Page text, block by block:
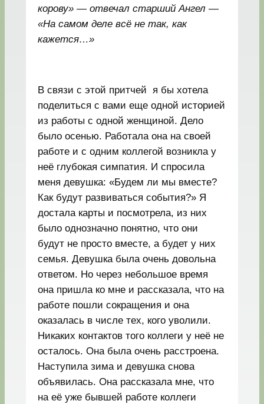
корову» — отвечал старший Ангел —
«На самом деле всё не так, как
кажется…»
В связи с этой притчей я бы хотела
поделиться с вами еще одной историей
из работы с одной женщиной. Дело
было осенью. Работала она на своей
работе и с одним коллегой возникла у
неё глубокая симпатия. И спросила
меня девушка: «Будем ли мы вместе?
Как будут развиваться события?» Я
достала карты и посмотрела, из них
было однозначно понятно, что они
будут не просто вместе, а будет у них
семья. Девушка была очень довольна
ответом. Но через небольшое время
она пришла ко мне и рассказала, что на
работе пошли сокращения и она
оказалась в числе тех, кого уволили.
Никаких контактов того коллеги у неё не
осталось. Она была очень расстроена.
Наступила зима и девушка снова
объявилась. Она рассказала мне, что
на её уже бывшей работе коллеги